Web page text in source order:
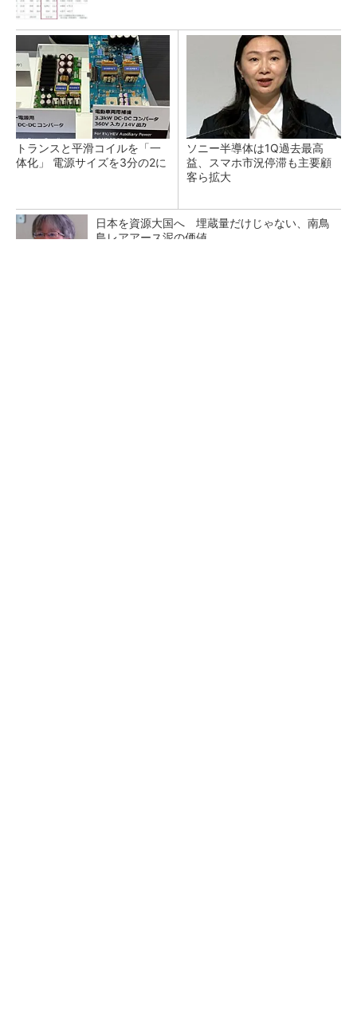
トランスと平滑コイルを「一
体化」 電源サイズを3分の2に
ソニー半導体は1Q過去最高
益、スマホ市況停滞も主要顧
客ら拡大
日本を資源大国へ 埋蔵量だけじゃない、南鳥
島レアアース泥の価値